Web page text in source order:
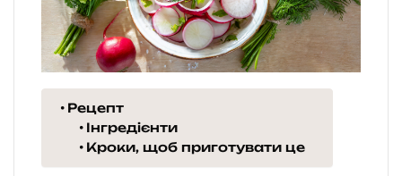
Рецепт
Інгредієнти
Кроки, щоб приготувати це